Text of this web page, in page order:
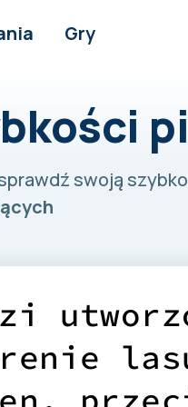
Gry
swoją
zi utworz
renie las